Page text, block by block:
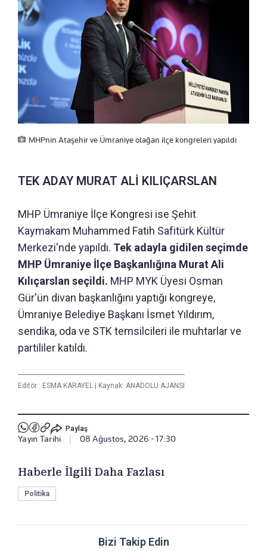
MHPnin Ataşehir ve Ümraniye olağan ilçe kongreleri yapıldı
TEK ADAY MURAT ALİ KILIÇARSLAN
MHP Ümraniye İlçe Kongresi ise Şehit
Kaymakam Muhammed Fatih Safitürk Kültür
Merkezi'nde yapıldı. Tek adayla gidilen seçimde
MHP Ümraniye İlçe Başkanlığına Murat Ali
Kılıçarslan seçildi. MHP MYK Üyesi Osman
Gür'ün divan başkanlığını yaptığı kongreye,
Ümraniye Belediye Başkanı İsmet Yıldırım,
sendika, oda ve STK temsilcileri ile muhtarlar ve
partililer katıldı.
Editör : ESMA KARAYEL Kaynak: ANADOLU AJANSI
Paylaş
Yayın Tarihi 08 Ağustos, 2026 - 17:30
Haberle İlgili Daha Fazlası
Politika
Bizi Takip Edin